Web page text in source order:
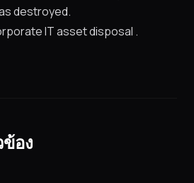
destroyed.
IT asset disposal .
อง